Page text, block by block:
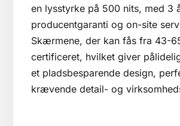
en lysstyrke på 500 nits, med 3
producentgaranti og on-site
Skærmene, der kan fås fra 43-
certificeret, hvilket giver
et pladsbesparende design,
krævende detail- og